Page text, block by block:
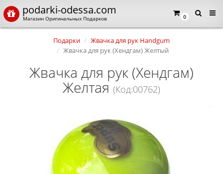
0
podarki-odessa.com
Магазин Оригинальных Подарков
Подарки
Жвачка для рук Handgum
Жвачка для рук (Хендгам) Желтый
Жвачка для рук (Хендгам)
Желтая (Код:00762)